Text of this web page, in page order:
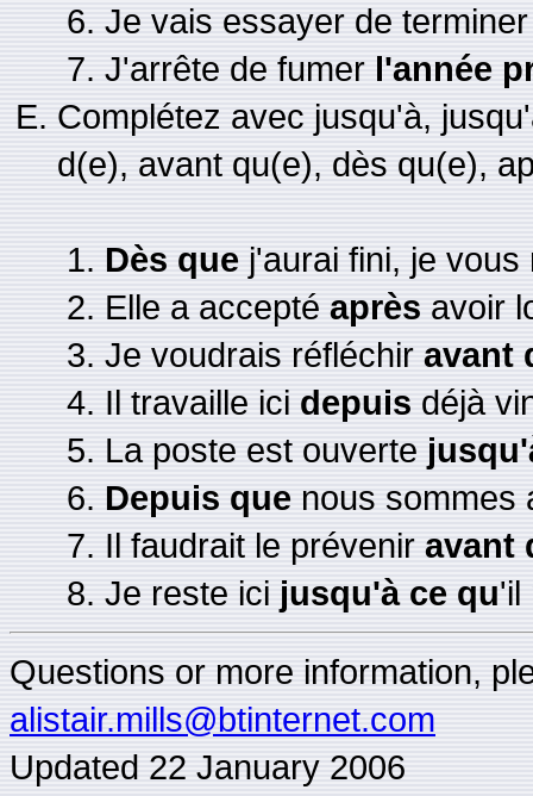
Je vais essayer de
J'arrête de fumer l'année
Complétez avec jusqu'à,
d(e), avant qu(e), dès qu(e),
Dès que j'aurai fini, je vous
Elle a accepté après avoir
Je voudrais réfléchir avant
Il travaille ici depuis déjà
La poste est ouverte
Depuis que nous sommes
Il faudrait le prévenir avant
Je reste ici jusqu'à ce qu'il
Questions or more information,
alistair.mills@btinternet.com
Updated 22 January 2006